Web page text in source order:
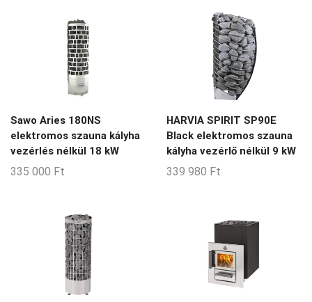
3-9-m3
4-5-m3
4-7-m3
45-70-m3
5-13-m3
5-14-m3
5-8-m3
5-9-m3
6-10-m3
6-11-m3
Sawo Aries 180NS
elektromos szauna kályha
vezérlés nélkül 18 kW
335 000 Ft
HARVIA SPIRIT SP90E
Black elektromos szauna
kályha vezérlő nélkül 9 kW
339 980 Ft